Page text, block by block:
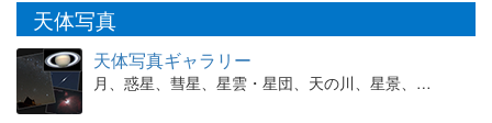
天体写真
天体写真ギャラリー
月、惑星、彗星、星雲・星団、天の川、星景、…